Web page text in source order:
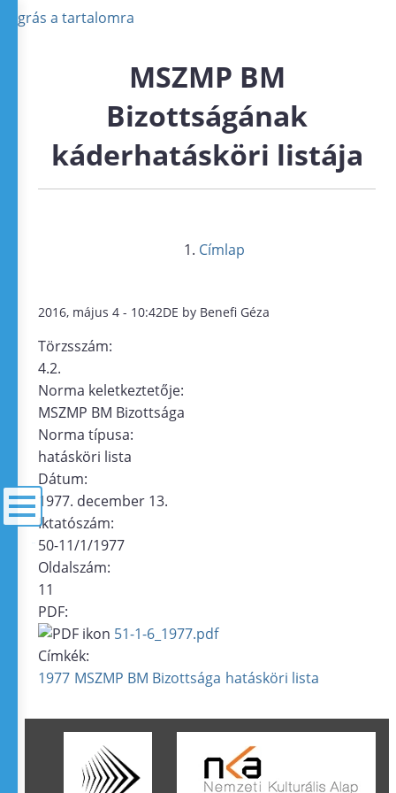
Ugrás a tartalomra
MSZMP BM
Bizottságának
káderhatásköri listája
Címlap
2016, május 4 - 10:42DE by Benefi Géza
Törzsszám:
4.2.
Norma keletkeztetője:
MSZMP BM Bizottsága
Norma típusa:
hatásköri lista
Dátum:
1977. december 13.
Iktatószám:
50-11/1/1977
Oldalszám:
11
PDF:
51-1-6_1977.pdf
Címkék:
1977 MSZMP BM Bizottsága hatásköri lista